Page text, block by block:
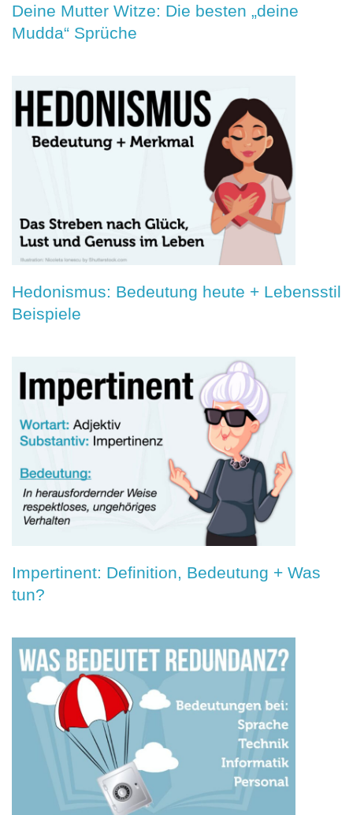
Deine Mutter Witze: Die besten „deine
Mudda“ Sprüche
Hedonismus: Bedeutung heute + Lebensstil
Beispiele
Impertinent: Definition, Bedeutung + Was
tun?